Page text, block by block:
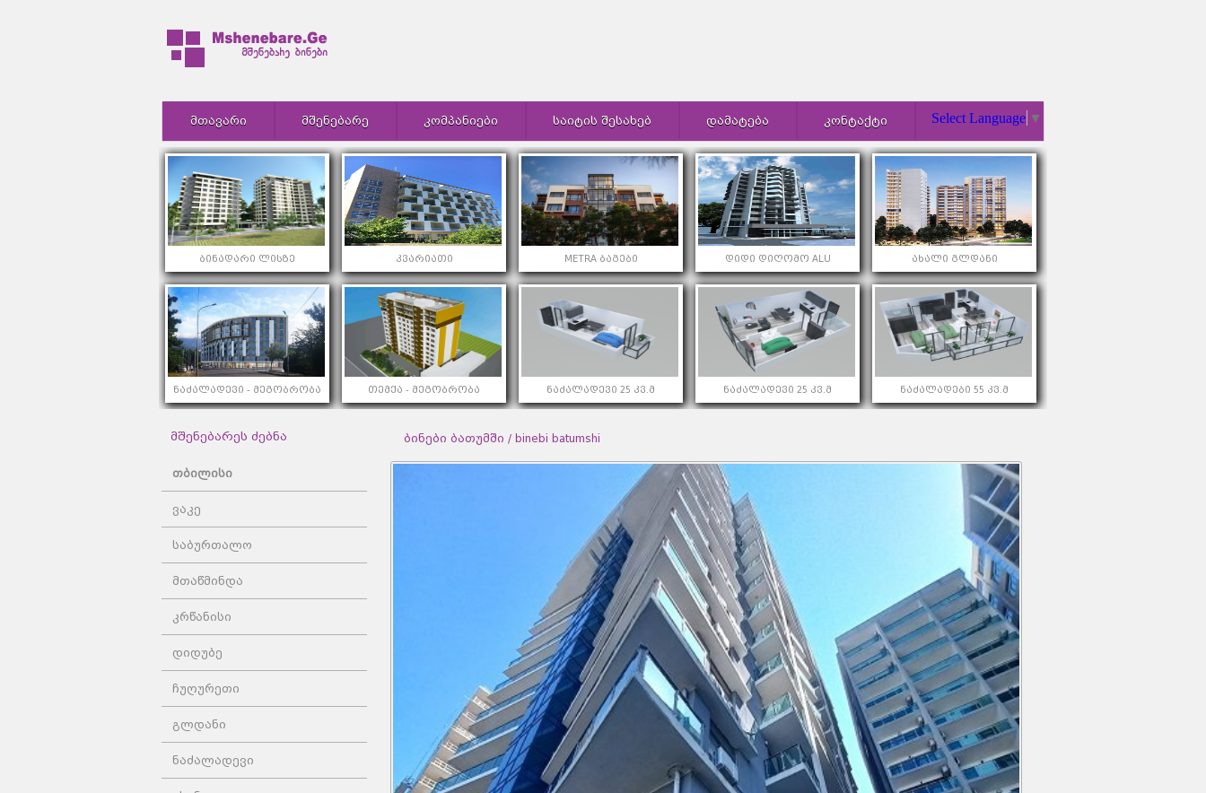
Select Language ▼
ᲛᲗᲐᲕᲐᲠᲘ ᲛᲨᲔᲜᲔᲑᲐᲠᲔ ᲙᲝᲛᲞᲐᲜᲘᲔᲑᲘ ᲡᲐᲘᲢᲘᲡ ᲨᲔᲡᲐᲮᲔᲑ ᲓᲐᲛᲐᲢᲔᲑᲐ ᲙᲝᲜᲢᲐᲥᲢᲘ
ბინადარი ლისზე კვარიათი METRA ბაგები დიდი დიღომო ALU ახალი გლდანი
ნაძალადევი - მეგობრობა თემქა - მეგობრობა ნაძალადევი 25 კვ.მ ნაძალადევი 25 კვ.მ ნაძალადები 55 კვ.მ
მშენებარეს ძებნა
თბილისი
ვაკე
საბურთალო
მთაწმინდა
კრწანისი
დიდუბე
ჩუღურეთი
გლდანი
ნაძალადევი
ბინები ბათუმში / binebi batumshi